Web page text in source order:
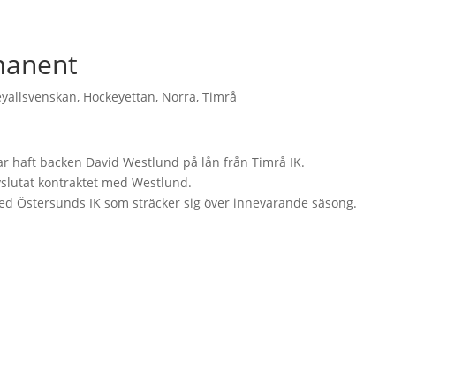
, Hockeyettan, Norra, Timrå
haft backen David Westlund på lån från Timrå IK.
kontraktet med Westlund.
Östersunds IK som sträcker sig över innevarande säsong.